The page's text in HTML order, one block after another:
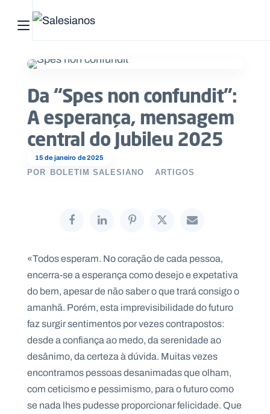
Abrir menu principal
15 de janeiro de 2025
Da “Spes non confundit”:
A esperança, mensagem
central do Jubileu 2025
POR BOLETIM SALESIANO ARTIGOS
«Todos esperam. No coração de cada pessoa,
encerra-se a esperança como desejo e expetativa
do bem, apesar de não saber o que trará consigo o
amanhã. Porém, esta imprevisibilidade do futuro
faz surgir sentimentos por vezes contrapostos:
desde a confiança ao medo, da serenidade ao
desânimo, da certeza à dúvida. Muitas vezes
encontramos pessoas desanimadas que olham,
com ceticismo e pessimismo, para o futuro como
se nada lhes pudesse proporcionar felicidade. Que
Pesquisar no site
Início
Quem
somos
O
fazemos
Notícias
O
T
L
N
A
C
O